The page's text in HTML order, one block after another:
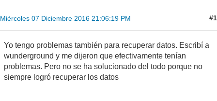
Miércoles 07 Diciembre 2016 21:06:19 PM #1
Yo tengo problemas también para recuperar datos. Escribí a
wunderground y me dijeron que efectivamente tenían
problemas. Pero no se ha solucionado del todo porque no
siempre logró recuperar los datos